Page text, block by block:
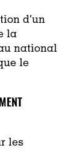
d’un
la
national
le
les